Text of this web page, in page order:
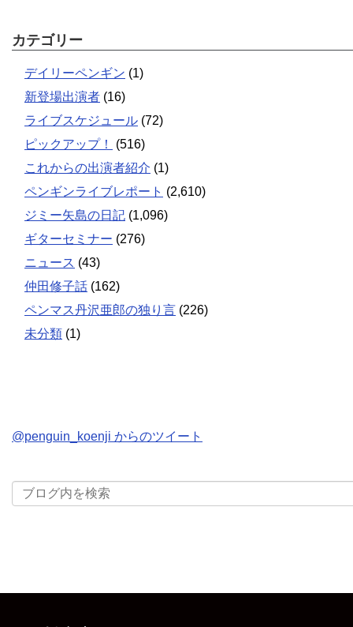
カテゴリー
デイリーペンギン (1)
新登場出演者 (16)
ライブスケジュール (72)
ピックアップ！
(516)
これからの出演者紹介 (1)
ペンギンライブレポート (2,610)
ジミー矢島の日記 (1,096)
ギターセミナー (276)
ニュース (43)
仲田修子話 (162)
ペンマス丹沢亜郎の独り言 (226)
未分類 (1)
@penguin_koenji からのツイート